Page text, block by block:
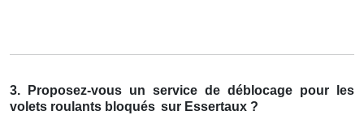
3. Proposez-vous un service de déblocage pour les
volets roulants bloqués sur Essertaux ?